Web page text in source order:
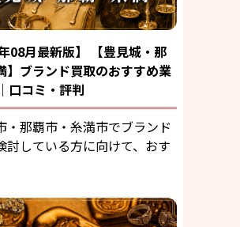
08月最新版】 【豊見城・那
】ブランド買取のおすすめ業
口コミ・評判
・那覇市・糸満市でブランド
討している方に向けて、おす